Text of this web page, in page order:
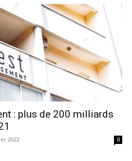
: plus de 200 milliards
2022 0